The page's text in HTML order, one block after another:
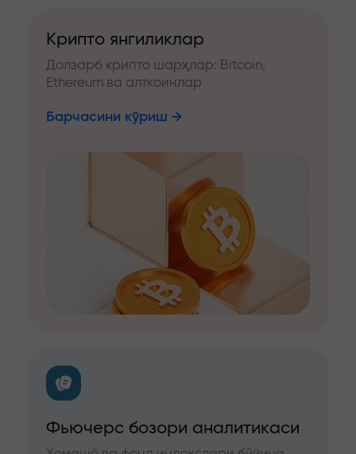
Крипто янгиликлар
Долзарб крипто шарҳлар: Bitcoin,
Ethereum ва алткоинлар
Барчасини кўриш
Фьючерс бозори аналитикаси